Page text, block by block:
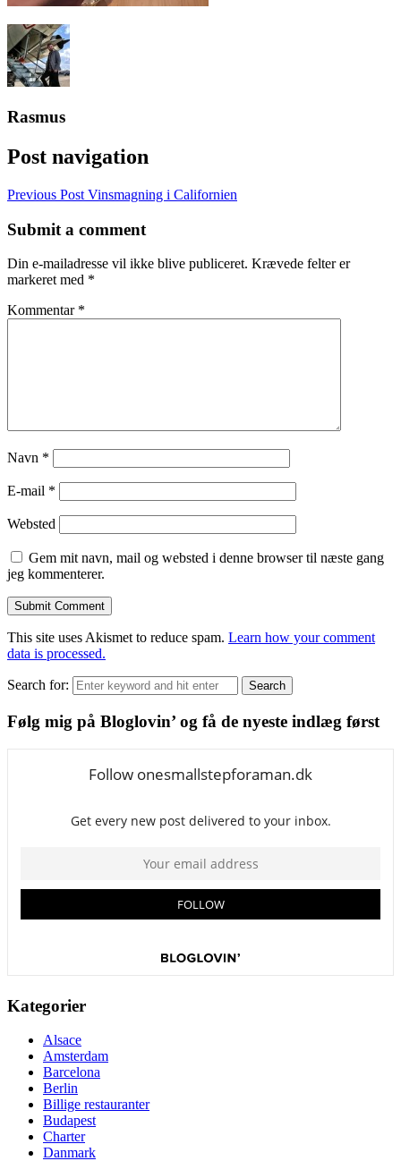
Rasmus
Post navigation
Previous Post Vinsmagning i Californien
Submit a comment
Din e-mailadresse vil ikke blive publiceret. Krævede felter er
markeret med *
Kommentar *
Navn *
E-mail *
Websted
Gem mit navn, mail og websted i denne browser til næste gang
jeg kommenterer.
This site uses Akismet to reduce spam. Learn how your comment
data is processed.
Search for: Search
Følg mig på Bloglovin’ og få de nyeste indlæg først
Kategorier
Alsace
Amsterdam
Barcelona
Berlin
Billige restauranter
Budapest
Charter
Danmark